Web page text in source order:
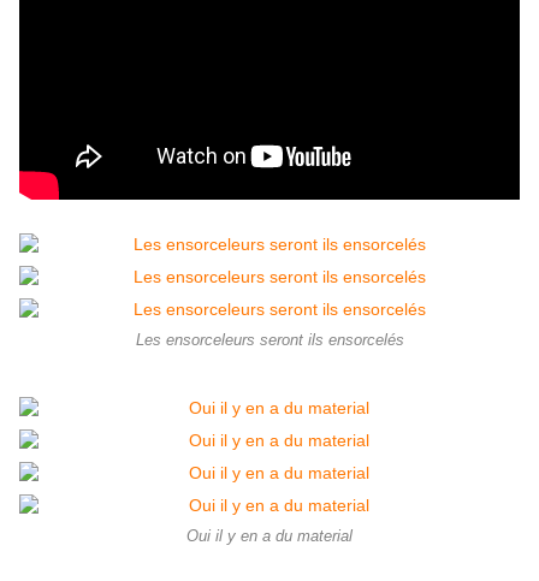
Les ensorceleurs seront ils ensorcelés
Oui il y en a du material